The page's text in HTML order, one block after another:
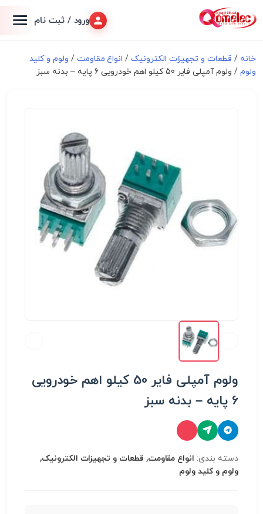
ورود / ثبت نام
خانه / قطعات و تجهیزات الکترونیک/ انواع مقاومت / ولوم و کلید
ولوم / ولوم آمپلی فایر 50 کیلو اهم خودرویی 6 پایه – بدنه سبز
ولوم آمپلی فایر 50 کیلو اهم خودرویی
6 پایه – بدنه سبز
دسته بندی: انواع مقاومت, قطعات و تجهیزات الکترونیک,
ولوم و کلید ولوم